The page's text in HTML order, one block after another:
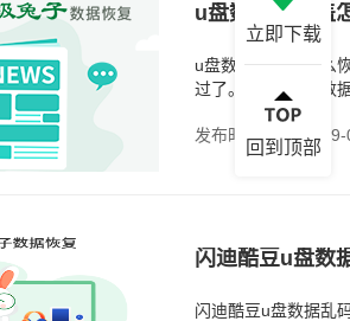
u盘数据被覆盖
u盘数据被覆盖怎么
过了。可是，u盘数
盖”。如果只是写入
发布时间：2025-09-
闪迪酷豆u盘数
闪迪酷豆u盘数据乱
立即下载
回到顶部